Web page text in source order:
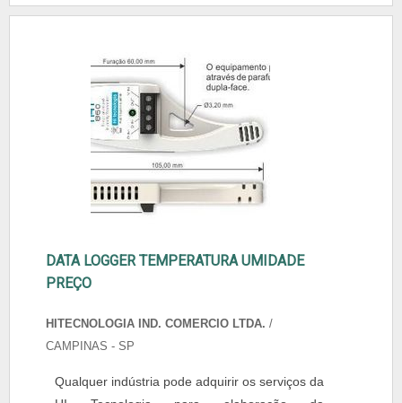
DATA LOGGER TEMPERATURA UMIDADE
PREÇO
HITECNOLOGIA IND. COMERCIO LTDA. /
CAMPINAS - SP
Qualquer indústria pode adquirir os serviços da